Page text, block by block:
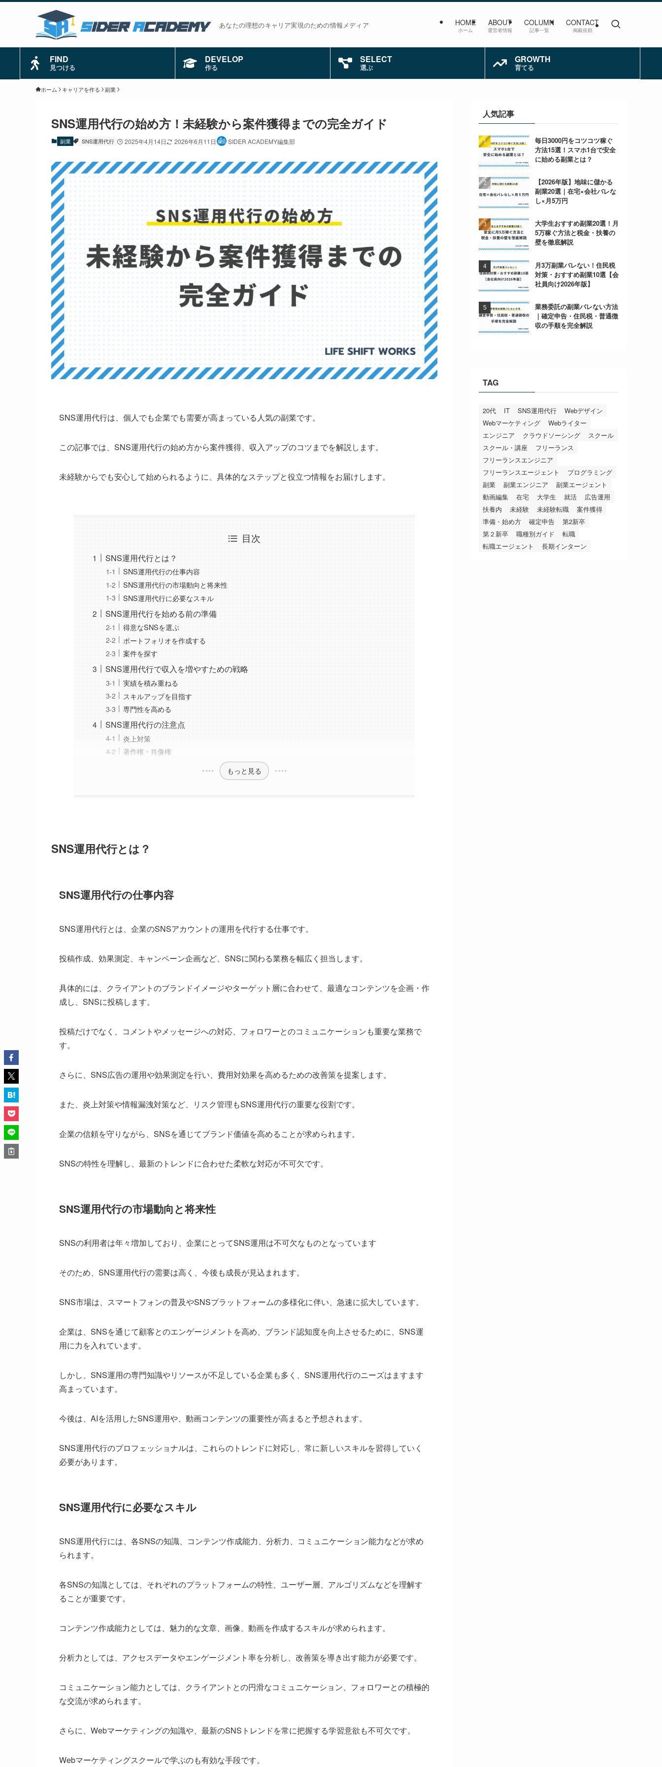
あなたの理想のキャリア実現のための情報メディア HOME
ホーム
ABOUT
運営者情報
COLUMN
記事一覧
CONTACT
掲載依頼
FIND
見つける
DEVELOP
作る
SELECT
選ぶ
GROWTH
育てる
ホーム キャリアを作る 副業
SNS運用代行の始め方！未経験から案件獲得までの完全ガイド
副業 SNS運用代行 2025年4月14日 2026年6月11日 SIDER ACADEMY編集部
SNS運用代行は、個人でも企業でも需要が高まっている人気の副業です。
この記事では、SNS運用代行の始め方から案件獲得、収入アップのコツまでを解説します。
未経験からでも安心して始められるように、具体的なステップと役立つ情報をお届けします。
目次
SNS運用代行とは？
SNS運用代行の仕事内容
SNS運用代行の市場動向と将来性
SNS運用代行に必要なスキル
SNS運用代行を始める前の準備
得意なSNSを選ぶ
ポートフォリオを作成する
案件を探す
SNS運用代行で収入を増やすための戦略
実績を積み重ねる
スキルアップを目指す
専門性を高める
SNS運用代行の注意点
炎上対策
著作権・肖像権
もっと見る
SNS運用代行とは？
SNS運用代行の仕事内容
SNS運用代行とは、企業のSNSアカウントの運用を代行する仕事です。
投稿作成、効果測定、キャンペーン企画など、SNSに関わる業務を幅広く担当します。
具体的には、クライアントのブランドイメージやターゲット層に合わせて、最適なコンテンツを企画・作
成し、SNSに投稿します。
投稿だけでなく、コメントやメッセージへの対応、フォロワーとのコミュニケーションも重要な業務で
す。
さらに、SNS広告の運用や効果測定を行い、費用対効果を高めるための改善策を提案します。
また、炎上対策や情報漏洩対策など、リスク管理もSNS運用代行の重要な役割です。
企業の信頼を守りながら、SNSを通じてブランド価値を高めることが求められます。
SNSの特性を理解し、最新のトレンドに合わせた柔軟な対応が不可欠です。
SNS運用代行の市場動向と将来性
SNSの利用者は年々増加しており、企業にとってSNS運用は不可欠なものとなっています
そのため、SNS運用代行の需要は高く、今後も成長が見込まれます。
SNS市場は、スマートフォンの普及やSNSプラットフォームの多様化に伴い、急速に拡大しています。
企業は、SNSを通じて顧客とのエンゲージメントを高め、ブランド認知度を向上させるために、SNS運
用に力を入れています。
しかし、SNS運用の専門知識やリソースが不足している企業も多く、SNS運用代行のニーズはますます
高まっています。
今後は、AIを活用したSNS運用や、動画コンテンツの重要性が高まると予想されます。
SNS運用代行のプロフェッショナルは、これらのトレンドに対応し、常に新しいスキルを習得していく
必要があります。
SNS運用代行に必要なスキル
SNS運用代行には、各SNSの知識、コンテンツ作成能力、分析力、コミュニケーション能力などが求め
られます。
各SNSの知識としては、それぞれのプラットフォームの特性、ユーザー層、アルゴリズムなどを理解す
ることが重要です。
コンテンツ作成能力としては、魅力的な文章、画像、動画を作成するスキルが求められます。
分析力としては、アクセスデータやエンゲージメント率を分析し、改善策を導き出す能力が必要です。
コミュニケーション能力としては、クライアントとの円滑なコミュニケーション、フォロワーとの積極的
な交流が求められます。
さらに、Webマーケティングの知識や、最新のSNSトレンドを常に把握する学習意欲も不可欠です。
Webマーケティングスクールで学ぶのも有効な手段です。
人気記事
毎日3000円をコツコツ稼ぐ
方法15選！スマホ1台で安全
に始める副業とは？
【2026年版】地味に儲かる
副業20選｜在宅×会社バレな
し×月5万円
大学生おすすめ副業20選！月
5万稼ぐ方法と税金・扶養の
壁を徹底解説
月3万副業バレない！住民税
対策・おすすめ副業10選【会
社員向け2026年版】
業務委託の副業バレない方法
｜確定申告・住民税・普通徴
収の手順を完全解説
TAG
20代 IT SNS運用代行
Webデザイン
Webマーケティング
Webライター
エンジニア
クラウドソーシング
スクール
スクール・講座
フリーランス
フリーランスエンジニア
フリーランスエージェント
プログラミング
副業
副業エンジニア
副業エージェント
動画編集
在宅 大学生 就活
広告運用
扶養内
未経験 未経験転職
案件獲得
準備・始め方
確定申告
第2新卒
第２新卒
職種別ガイド
転職
転職エージェント
長期インターン